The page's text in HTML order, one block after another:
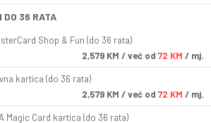
DO 36 RATA
Shop & Fun (do 36 rata)
2,579 KM / već od 72 KM / mj.
kartica (do 36 rata)
2,579 KM / već od 72 KM / mj.
Magic Card kartica (do 36 rata)